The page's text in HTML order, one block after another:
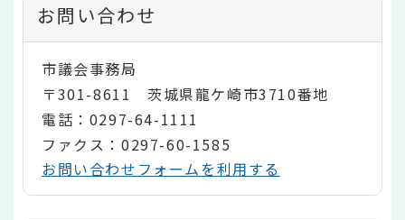
お問い合わせ
市議会事務局
〒301-8611 茨城県龍ケ崎市3710番地
電話：0297-64-1111
ファクス：0297-60-1585
お問い合わせフォームを利用する